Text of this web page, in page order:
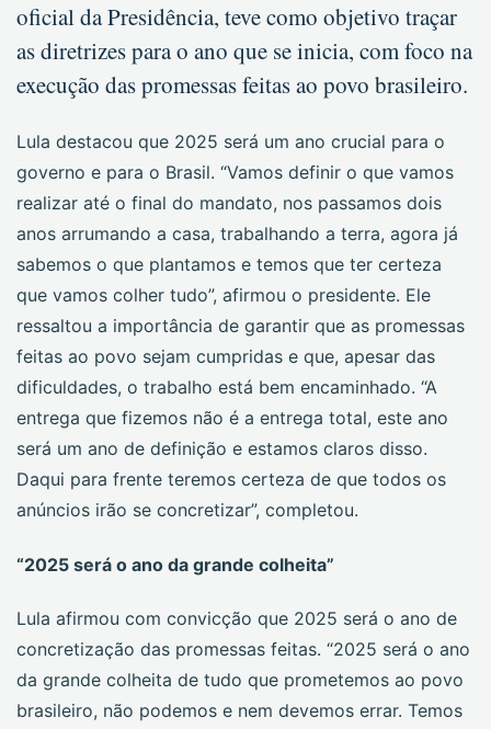
oficial da Presidência, teve como objetivo traçar
as diretrizes para o ano que se inicia, com foco na
execução das promessas feitas ao povo brasileiro.
Lula destacou que 2025 será um ano crucial para o
governo e para o Brasil. “Vamos definir o que vamos
realizar até o final do mandato, nos passamos dois
anos arrumando a casa, trabalhando a terra, agora já
sabemos o que plantamos e temos que ter certeza
que vamos colher tudo”, afirmou o presidente. Ele
ressaltou a importância de garantir que as promessas
feitas ao povo sejam cumpridas e que, apesar das
dificuldades, o trabalho está bem encaminhado. “A
entrega que fizemos não é a entrega total, este ano
será um ano de definição e estamos claros disso.
Daqui para frente teremos certeza de que todos os
anúncios irão se concretizar”, completou.
“2025 será o ano da grande colheita”
Lula afirmou com convicção que 2025 será o ano de
concretização das promessas feitas. “2025 será o ano
da grande colheita de tudo que prometemos ao povo
brasileiro, não podemos e nem devemos errar. Temos